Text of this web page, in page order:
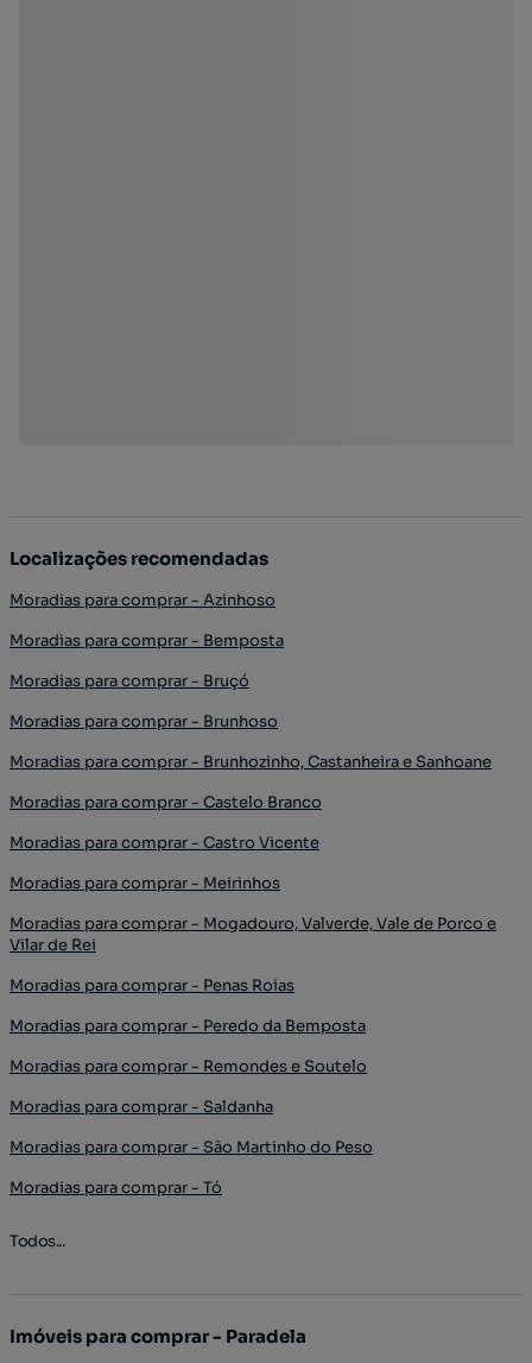
Localizações recomendadas
Moradias para comprar - Azinhoso
Moradias para comprar - Bemposta
Moradias para comprar - Bruçó
Moradias para comprar - Brunhoso
Moradias para comprar - Brunhozinho, Castanheira e Sanhoane
Moradias para comprar - Castelo Branco
Moradias para comprar - Castro Vicente
Moradias para comprar - Meirinhos
Moradias para comprar - Mogadouro, Valverde, Vale de Porco e
Vilar de Rei
Moradias para comprar - Penas Roias
Moradias para comprar - Peredo da Bemposta
Moradias para comprar - Remondes e Soutelo
Moradias para comprar - Saldanha
Moradias para comprar - São Martinho do Peso
Moradias para comprar - Tó
Todos...
Imóveis para comprar - Paradela